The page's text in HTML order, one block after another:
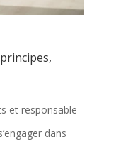
et responsable
dans